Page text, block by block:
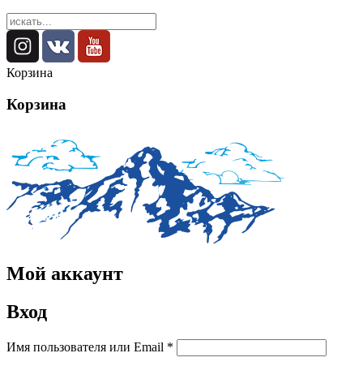
Корзина
Корзина
Мой аккаунт
Вход
Имя пользователя или Email *